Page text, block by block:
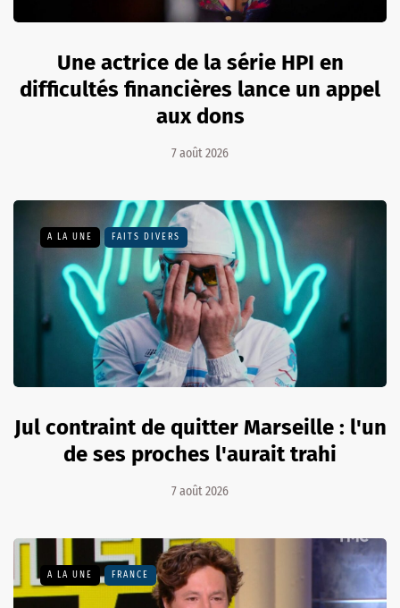
Une actrice de la série HPI en
difficultés financières lance un appel
aux dons
7 août 2026
A LA UNE FAITS DIVERS
Jul contraint de quitter Marseille : l'un
de ses proches l'aurait trahi
7 août 2026
A LA UNE FRANCE